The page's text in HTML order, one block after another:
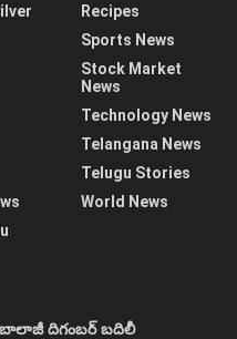
Recipes
Sports News
Stock Market
News
Technology News
Telangana News
Telugu Stories
World News
బాలాజీ దిగంబర్‌ బదిలీ